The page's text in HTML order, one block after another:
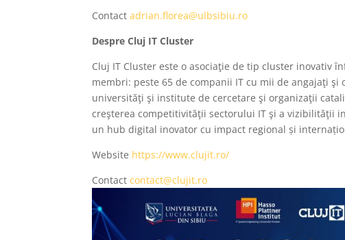
Contactadrian.florea@ulbsibiu.ro
Despre Cluj IT Cluster
Cluj IT Cluster este o asociaţie de tip cluster inovativ
membri: peste 65 de companii IT cu mii de angajaţi
universităţi şi institute de cercetare şi organizaţii
creşterea competitivităţii sectorului IT şi a vizibilităţii
un hub digital inovator cu impact regional și
Website https://www.clujit.ro/
Contactcontact@clujit.ro